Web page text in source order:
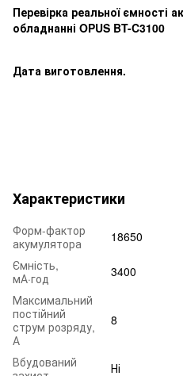
Перевірка реальної ємності
обладнанні OPUS BT-C3100
Дата виготовлення.
Характеристики
Форм-фактор
акумулятора
18650
Ємність,
мА·год
3400
Максимальний
постійний
струм розряду,
А
8
Вбудований
Ні